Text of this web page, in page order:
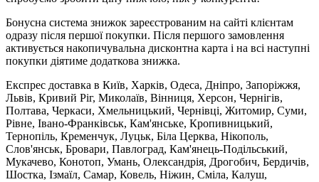
Бонусна система знижок зареєстрованим на сайті клієнтам
одразу після першої покупки. Після першого замовлення
активується накопичувальна дисконтна карта і на всі наступні
покупки діятиме додаткова знижка.
Експрес доставка в Київ, Харків, Одеса, Дніпро, Запоріжжя,
Львів, Кривий Ріг, Миколаїв, Вінниця, Херсон, Чернігів,
Полтава, Черкаси, Хмельницький, Чернівці, Житомир, Суми,
Рівне, Івано-Франківськ, Кам'янське, Кропивницький,
Тернопіль, Кременчук, Луцьк, Біла Церква, Нікополь,
Слов'янськ, Бровари, Павлоград, Кам'янець-Подільський,
Мукачево, Конотоп, Умань, Олександрія, Дрогобич, Бердичів,
Шостка, Ізмаїл, Самар, Ковель, Ніжин, Сміла, Калуш,